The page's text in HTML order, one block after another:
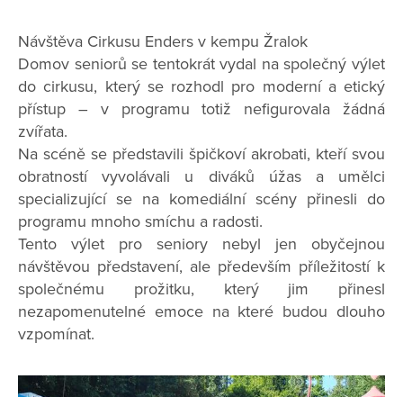
Návštěva Cirkusu Enders v kempu Žralok
Domov seniorů se tentokrát vydal na společný výlet
do cirkusu, který se rozhodl pro moderní a etický
přístup – v programu totiž nefigurovala žádná
zvířata.
Na scéně se představili špičkoví akrobati, kteří svou
obratností vyvolávali u diváků úžas a umělci
specializující se na komediální scény přinesli do
programu mnoho smíchu a radosti.
Tento výlet pro seniory nebyl jen obyčejnou
návštěvou představení, ale především příležitostí k
společnému prožitku, který jim přinesl
nezapomenutelné emoce na které budou dlouho
vzpomínat.